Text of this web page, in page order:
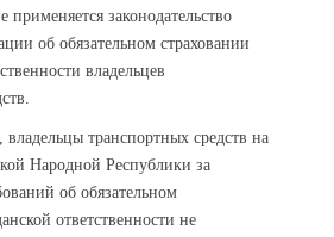
законодательство
об обязательном страховании
владельцев
транспортных средств на
Народной Республики за
об обязательном
ответственности не